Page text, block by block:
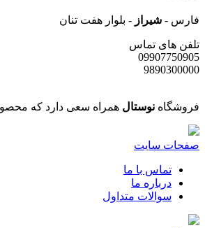
فارس - شیراز - بلوار هفت تنان
تلفن های تماس
09907750905
9890300000
فروشگاه نوستال همراه سعی دارد که
صفحات سایت
تماس با ما
درباره ما
سوالات متداول